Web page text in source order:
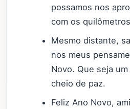
possamos nos
com os
Mesmo distante,
nos meus
Novo. Que seja
cheio de paz.
Feliz Ano Novo,